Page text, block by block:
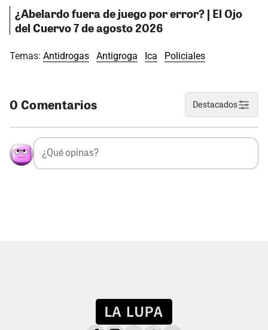
¿Abelardo fuera de juego por error? | El Ojo
del Cuervo 7 de agosto 2026
Temas: Antidrogas Antigroga Ica Policiales
0 Comentarios Destacados